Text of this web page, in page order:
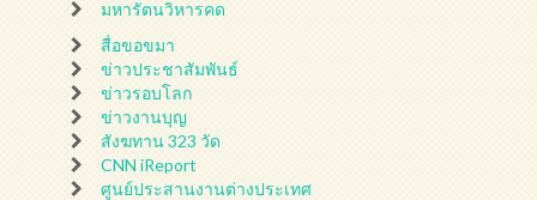
มหารัตนวิหารคด
สื่อขอขมา
ข่าวประชาสัมพันธ์
ข่าวรอบโลก
ข่าวงานบุญ
สังฆทาน 323 วัด
CNN iReport
ศูนย์ประสานงานต่างประเทศ